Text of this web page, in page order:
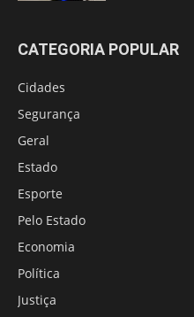
CATEGORIA POPULAR
Cidades
Segurança
Geral
Estado
Esporte
Pelo Estado
Economia
Política
Justiça